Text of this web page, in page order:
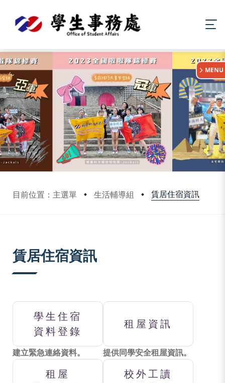
目前位置：主選單 生活輔導組 賃居住宿資訊
MENU
賃居住宿資訊
學生住宿
資料登錄
建立緊急連絡資料。
租屋資訊
提供同學安全租屋資訊。
租屋
校外工讀